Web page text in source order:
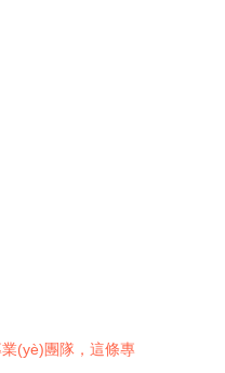
(yè)團隊，這條專